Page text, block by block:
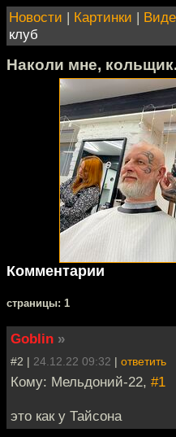
Новости | Картинки |
клуб
Наколи мне,
Комментарии
cтраницы: 1
Goblin »
#2 | 24.12.22 09:32 | ответить
Кому: Мельдоний-22, #1
это как у Тайсона